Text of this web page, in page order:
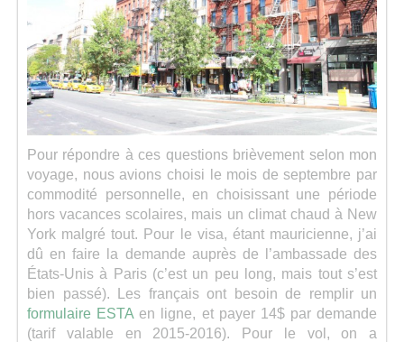
Pour répondre à ces questions brièvement selon mon
voyage, nous avions choisi le mois de septembre par
commodité personnelle, en choisissant une période
hors vacances scolaires, mais un climat chaud à New
York malgré tout. Pour le visa, étant mauricienne, j’ai
dû en faire la demande auprès de l’ambassade des
États-Unis à Paris (c’est un peu long, mais tout s’est
bien passé). Les français ont besoin de remplir un
formulaire ESTA en ligne, et payer 14$ par demande
(tarif valable en 2015-2016). Pour le vol, on a